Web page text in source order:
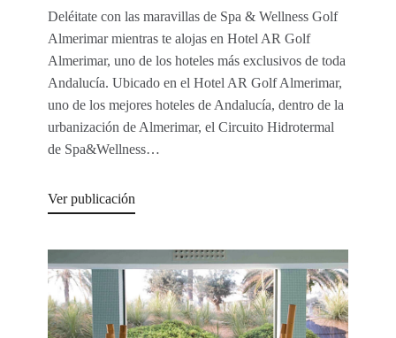
Deléitate con las maravillas de Spa & Wellness Golf
Almerimar mientras te alojas en Hotel AR Golf
Almerimar, uno de los hoteles más exclusivos de toda
Andalucía. Ubicado en el Hotel AR Golf Almerimar,
uno de los mejores hoteles de Andalucía, dentro de la
urbanización de Almerimar, el Circuito Hidrotermal
de Spa&Wellness…
Ver publicación